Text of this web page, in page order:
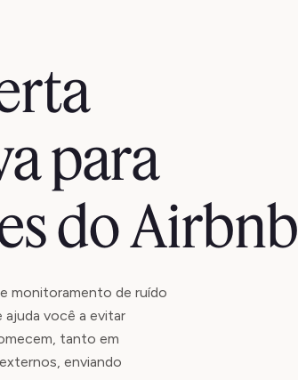
para
do Airbnb
monitoramento de ruído
ajuda você a evitar
tanto em
enviando